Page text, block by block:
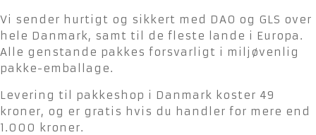
Vi sender hurtigt og sikkert med DAO og GLS over
hele Danmark, samt til de fleste lande i Europa.
Alle genstande pakkes forsvarligt i miljøvenlig
pakke-emballage.
Levering til pakkeshop i Danmark koster 49
kroner, og er gratis hvis du handler for mere end
1.000 kroner.